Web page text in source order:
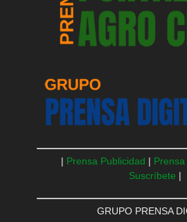
| Prensa Publicidad |
Suscríbete |
GRUPO PRENSA